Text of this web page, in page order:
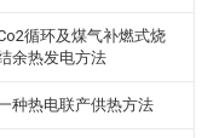
循环及煤气补燃式烧
余热发电方法
种热电联产供热方法